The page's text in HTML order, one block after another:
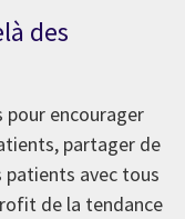
des
pour encourager
partager de
patients avec tous
de la tendance